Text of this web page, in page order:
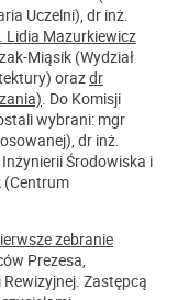
Uczelni), dr inż.
Lidia Mazurkiewicz
Miąsik (Wydział
orazdr
. Do Komisji
wybrani: mgr
dr inż.
Środowiska i
(Centrum
zebranie
Prezesa,
Zastępcą